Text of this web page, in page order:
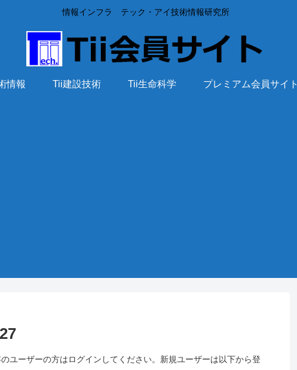
情報インフラ テック・アイ技術情報研究所
情報 Tii建設技術 Tii生命科学 プレミアム会員サイト
ユーザーの方はログインしてください。新規ユーザーは以下から登